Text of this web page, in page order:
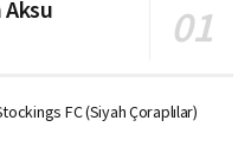
Aksu
FC (Siyah Çoraplılar)